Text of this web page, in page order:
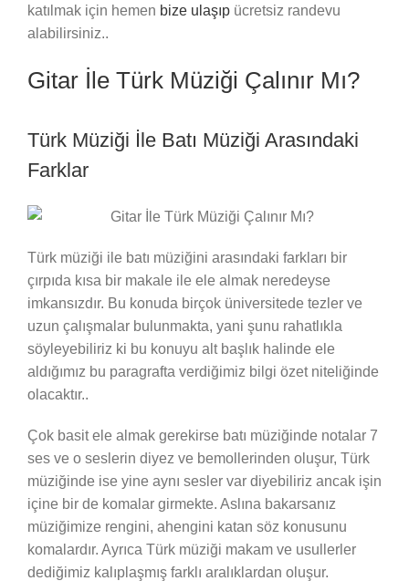
katılmak için hemen bize ulaşıpücretsiz randevu
alabilirsiniz..
Gitar İle Türk Müziği Çalınır Mı?
Türk Müziği İle Batı Müziği Arasındaki
Farklar
Türk müziği ile batı müziğini arasındaki farkları bir
çırpıda kısa bir makale ile ele almak neredeyse
imkansızdır. Bu konuda birçok üniversitede tezler ve
uzun çalışmalar bulunmakta, yani şunu rahatlıkla
söyleyebiliriz ki bu konuyu alt başlık halinde ele
aldığımız bu paragrafta verdiğimiz bilgi özet niteliğinde
olacaktır..
Çok basit ele almak gerekirse batı müziğinde notalar 7
ses ve o seslerin diyez ve bemollerinden oluşur, Türk
müziğinde ise yine aynı sesler var diyebiliriz ancak işin
içine bir de komalar girmekte. Aslına bakarsanız
müziğimize rengini, ahengini katan söz konusunu
komalardır. Ayrıca Türk müziği makam ve usullerler
dediğimiz kalıplaşmış farklı aralıklardan oluşur.